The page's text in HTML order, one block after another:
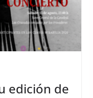
edición de